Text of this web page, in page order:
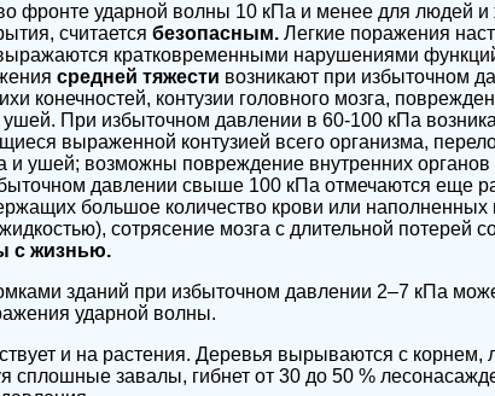
фронте ударной волны 10 кПа и менее для людей и
считается безопасным. Легкие поражения
кратковременными нарушениями
средней тяжести возникают при избыточном
конечностей, контузии головного мозга,
ушей. При избыточном давлении в 60-100 кПа
выраженной контузией всего организма,
и ушей; возможны повреждение внутренних органов
давлении свыше 100 кПа отмечаются еще
большое количество крови или
сотрясение мозга с длительной потерей
с жизнью.
зданий при избыточном давлении 2–7 кПа
ударной волны.
и на растения. Деревья вырываются с корнем,
сплошные завалы, гибнет от 30 до 50 %